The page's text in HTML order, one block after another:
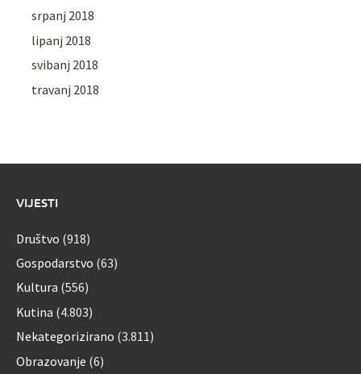
srpanj 2018
lipanj 2018
svibanj 2018
travanj 2018
VIJESTI
Društvo (918)
Gospodarstvo (63)
Kultura (556)
Kutina (4.803)
Nekategorizirano (3.811)
Obrazovanje (6)